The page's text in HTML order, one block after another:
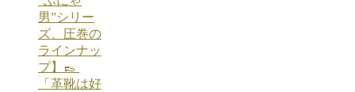
男”シリー
ズ、圧巻の
ラインナッ
プ】👞 ⁡
「革靴は好